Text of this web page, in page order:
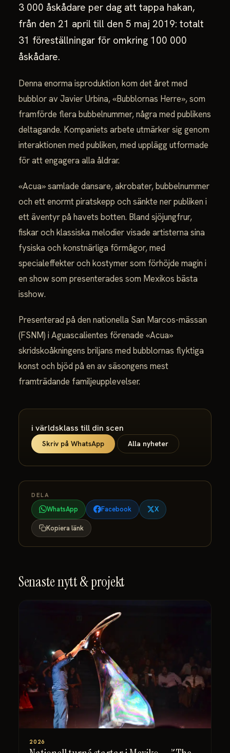
3 000 åskådare per dag att tappa hakan,
från den 21 april till den 5 maj 2019: totalt
31 föreställningar för omkring 100 000
åskådare.
Denna enorma isproduktion kom det året med
bubblor av Javier Urbina, «Bubblornas Herre», som
framförde flera bubbelnummer, några med publikens
deltagande. Kompaniets arbete utmärker sig genom
interaktionen med publiken, med upplägg utformade
för att engagera alla åldrar.
«Acua» samlade dansare, akrobater, bubbelnummer
och ett enormt piratskepp och sänkte ner publiken i
ett äventyr på havets botten. Bland sjöjungfrur,
fiskar och klassiska melodier visade artisterna sina
fysiska och konstnärliga förmågor, med
specialeffekter och kostymer som förhöjde magin i
en show som presenterades som Mexikos bästa
isshow.
Presenterad på den nationella San Marcos-mässan
(FSNM) i Aguascalientes förenade «Acua»
skridskoåkningens briljans med bubblornas flyktiga
konst och bjöd på en av säsongens mest
framträdande familjeupplevelser.
i världsklass till din scen
Skriv på WhatsApp Alla nyheter
DELA
WhatsApp Facebook X
Kopiera länk
Senaste nytt & projekt
2026